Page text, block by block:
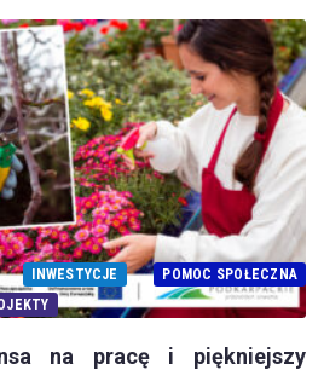
INWESTYCJE
POMOC SPOŁECZNA
na pracę i piękniejszy